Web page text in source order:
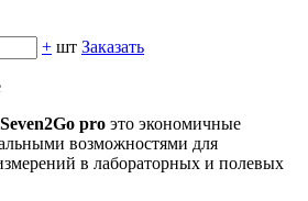
+ шт Заказать
Seven2Go pro это экономичные
возможностями для
в лабораторных и полевых